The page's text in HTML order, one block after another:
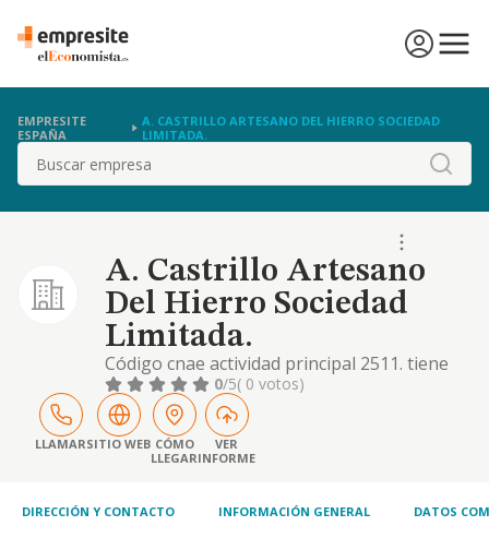
EMPRESITE
ESPAÑA
A. CASTRILLO ARTESANO DEL HIERRO SOCIEDAD
LIMITADA.
Buscar
A. Castrillo Artesano
Del Hierro Sociedad
Limitada.
Código cnae actividad principal 2511. tiene
por objeto: fabricación y venta de
estructuras metálicas y sus componentes.
fabricación y venta de carpintería metálica.
arreglos de maquinaria agrícola de todo tipo
0/5( 0 votos)
LLAMARSITIO WEB CÓMO
LLEGAR
VER
INFORME
DIRECCIÓN Y CONTACTO INFORMACIÓN GENERAL DATOS